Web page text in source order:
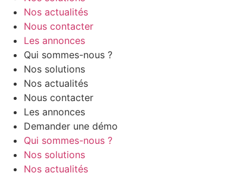
Nos actualités
Nous contacter
Les annonces
Qui sommes-nous ?
Nos solutions
Nos actualités
Nous contacter
Les annonces
Demander une démo
Qui sommes-nous ?
Nos solutions
Nos actualités